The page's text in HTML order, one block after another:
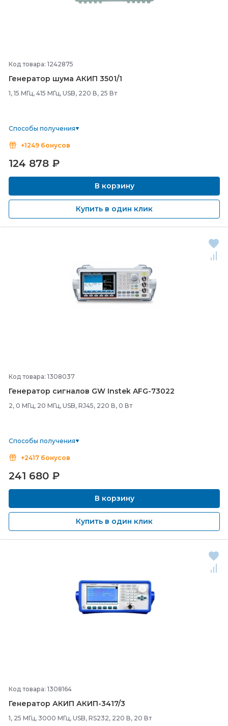
Код товара: 1242875
Генератор шума АКИП 3501/1
1, 15 МГц, 415 МГц, USB, 220 В, 25 Вт
Способы получения
+1249 бонусов
124 878 ₽
В корзину
Купить в один клик
Код товара: 1308037
Генератор сигналов GW Instek AFG-73022
2, 0 МГц, 20 МГц, USB, RJ45, 220 В, 0 Вт
Способы получения
+2417 бонусов
241 680 ₽
В корзину
Купить в один клик
Код товара: 1308164
Генератор АКИП АКИП-3417/3
1, 25 МГц, 3000 МГц, USB, RS232, 220 В, 20 Вт